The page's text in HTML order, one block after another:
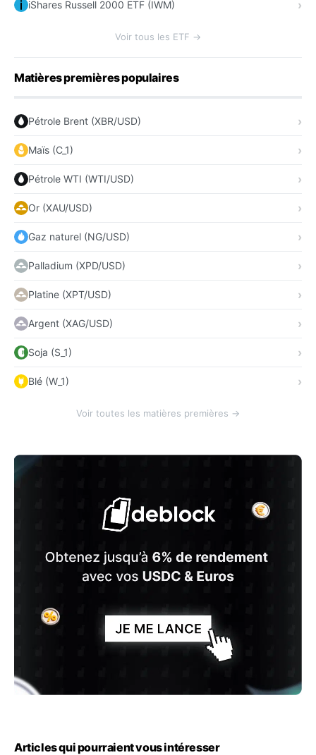
iShares Russell 2000 ETF (IWM)
Voir tous les ETF →
Matières premières populaires
Pétrole Brent (XBR/USD)
Maïs (C_1)
Pétrole WTI (WTI/USD)
Or (XAU/USD)
Gaz naturel (NG/USD)
Palladium (XPD/USD)
Platine (XPT/USD)
Argent (XAG/USD)
Soja (S_1)
Blé (W_1)
Voir toutes les matières premières →
Articles qui pourraient vous intéresser